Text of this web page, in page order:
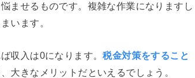
ませるものです。複雑な作業になりますし
います。
収入は0になります。税金対策をすること
大きなメリットだといえるでしょう。